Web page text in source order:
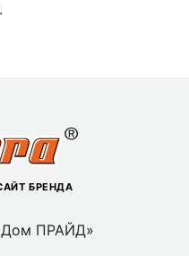
БРЕНДА
Дом ПРАЙД»